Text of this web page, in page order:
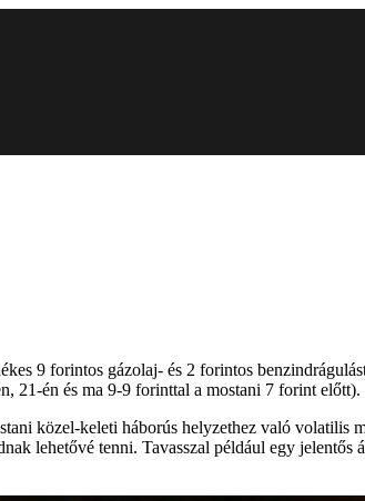
9 forintos gázolaj- és 2 forintos
21-én és ma 9-9 forinttal a mostani 7 forint előtt).
közel-keleti háborús helyzethez való volatilis
lehetővé tenni. Tavasszal például egy jelentős